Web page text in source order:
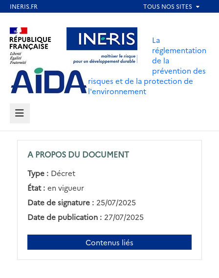
contenu
principal
Aller au contenu Aller au menu
Aller au pied de page
La
réglementation
de la
prévention des
risques et de la protection de
l'environnement
MENU
A PROPOS DU DOCUMENT
Type : Décret
État : en vigueur
Date de signature : 25/07/2025
Date de publication : 27/07/2025
Contenus liés